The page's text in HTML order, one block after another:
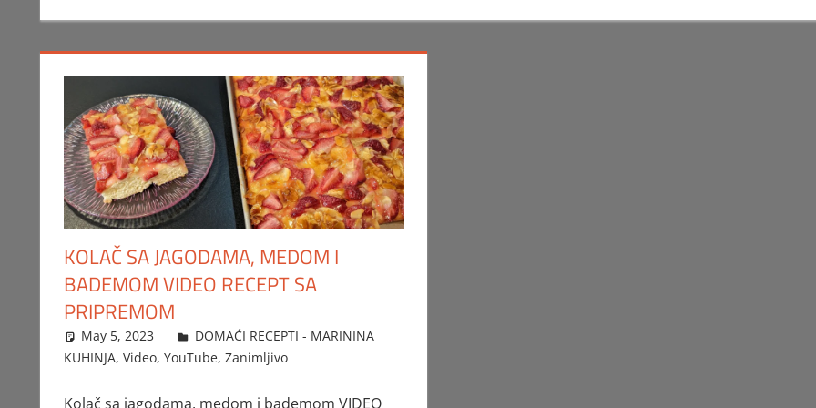
KOLAČ SA JAGODAMA, MEDOM I
BADEMOM VIDEO RECEPT SA
PRIPREMOM
May 5, 2023 FTorgAdmin
DOMAĆI RECEPTI - MARININA
KUHINJA, Video, YouTube, Zanimljivo
Kolač sa jagodama, medom i bademom VIDEO